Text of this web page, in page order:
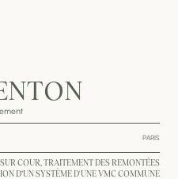
PARIS
COUR, TRAITEMENT DES REMONTÉES
D’UN SYSTÈME D'UNE VMC COMMUNE